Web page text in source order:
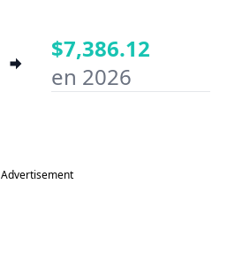
$7,386.12
en 2026
Advertisement